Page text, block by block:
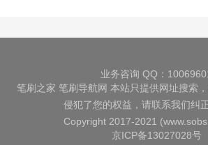
业务咨询 QQ：
笔刷之家 笔刷导航网 本站只提供网址搜索
侵犯了您的权益，请联系我们纠
Copyright 2017-2021
京ICP备13027028号